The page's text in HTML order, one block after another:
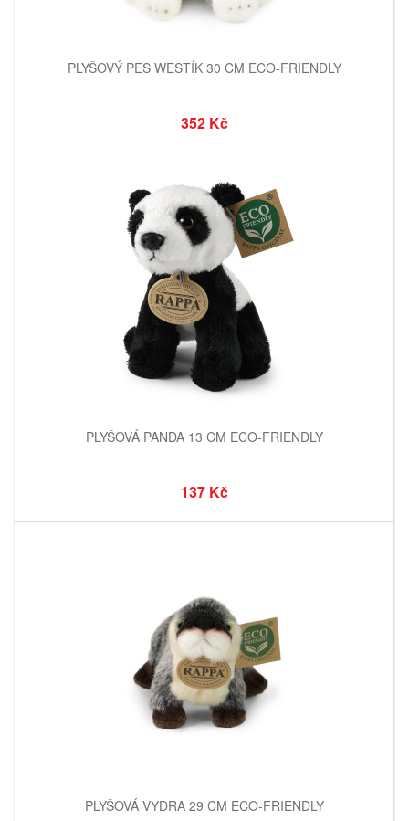
PLYŠOVÝ PES WESTÍK 30 CM ECO-FRIENDLY
352 Kč
PLYŠOVÁ PANDA 13 CM ECO-FRIENDLY
137 Kč
PLYŠOVÁ VYDRA 29 CM ECO-FRIENDLY